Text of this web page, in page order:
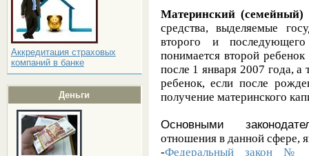
Аккредитация страховых
компаний в банке
Деньги
Материнский
средства, выделяемые
второго и
понимается второй
после 1 января 2007 года,
ребенок, если после
получение материнского
Основными
отношения в данной сфере,
-Федеральный закон №